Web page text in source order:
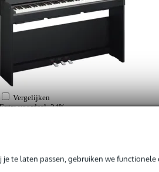
te laten passen, gebruiken we functionele
Vergelijken
Extra voordeel-24%